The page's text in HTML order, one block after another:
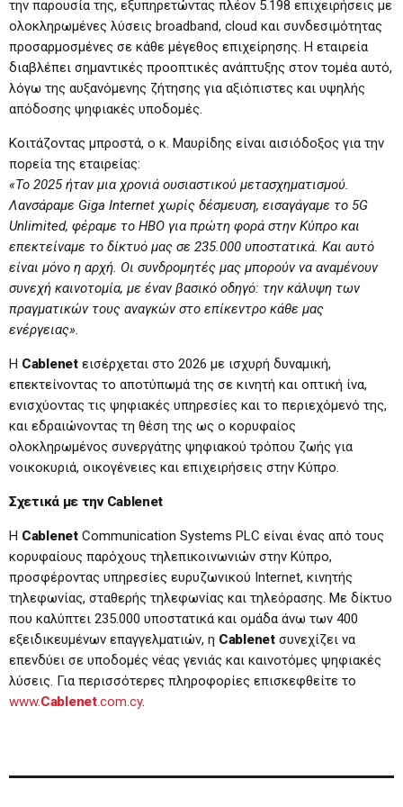
την παρουσία της, εξυπηρετώντας πλέον 5.198 επιχειρήσεις με
ολοκληρωμένες λύσεις broadband, cloud και συνδεσιμότητας
προσαρμοσμένες σε κάθε μέγεθος επιχείρησης. Η εταιρεία
διαβλέπει σημαντικές προοπτικές ανάπτυξης στον τομέα αυτό,
λόγω της αυξανόμενης ζήτησης για αξιόπιστες και υψηλής
απόδοσης ψηφιακές υποδομές.
Κοιτάζοντας μπροστά, ο κ. Μαυρίδης είναι αισιόδοξος για την
πορεία της εταιρείας:
«Το 2025 ήταν μια χρονιά ουσιαστικού μετασχηματισμού.
Λανσάραμε Giga Internet χωρίς δέσμευση, εισαγάγαμε το 5G
Unlimited, φέραμε το HBO για πρώτη φορά στην Κύπρο και
επεκτείναμε το δίκτυό μας σε 235.000 υποστατικά. Και αυτό
είναι μόνο η αρχή. Οι συνδρομητές μας μπορούν να αναμένουν
συνεχή καινοτομία, με έναν βασικό οδηγό: την κάλυψη των
πραγματικών τους αναγκών στο επίκεντρο κάθε μας
ενέργειας».
Η Cablenetεισέρχεται στο 2026 με ισχυρή δυναμική,
επεκτείνοντας το αποτύπωμά της σε κινητή και οπτική ίνα,
ενισχύοντας τις ψηφιακές υπηρεσίες και το περιεχόμενό της,
και εδραιώνοντας τη θέση της ως ο κορυφαίος
ολοκληρωμένος συνεργάτης ψηφιακού τρόπου ζωής για
νοικοκυριά, οικογένειες και επιχειρήσεις στην Κύπρο.
Σχετικά με την Cablenet
Η CablenetCommunication Systems PLC είναι ένας από τους
κορυφαίους παρόχους τηλεπικοινωνιών στην Κύπρο,
προσφέροντας υπηρεσίες ευρυζωνικού Internet, κινητής
τηλεφωνίας, σταθερής τηλεφωνίας και τηλεόρασης. Με δίκτυο
που καλύπτει 235.000 υποστατικά και ομάδα άνω των 400
εξειδικευμένων επαγγελματιών, η Cablenetσυνεχίζει να
επενδύει σε υποδομές νέας γενιάς και καινοτόμες ψηφιακές
λύσεις. Για περισσότερες πληροφορίες επισκεφθείτε το
www.Cablenet.com.cy.